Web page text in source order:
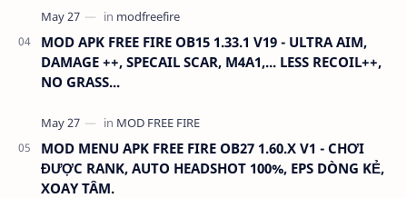
MOD APK FREE FIRE OB15 1.33.1 V19 - ULTRA AIM,
DAMAGE ++, SPECAIL SCAR, M4A1,... LESS RECOIL++,
NO GRASS...
MOD MENU APK FREE FIRE OB27 1.60.X V1 - CHƠI
ĐƯỢC RANK, AUTO HEADSHOT 100%, EPS DÒNG KẺ,
XOAY TÂM.